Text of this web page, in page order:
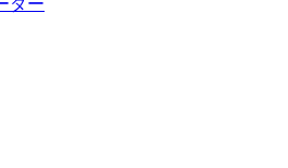
ダー